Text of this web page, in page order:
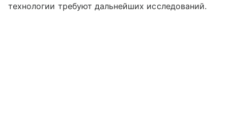
технологии требуют дальнейших исследований.